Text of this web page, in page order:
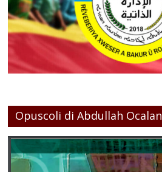
Opuscoli di Abdullah Ocalan